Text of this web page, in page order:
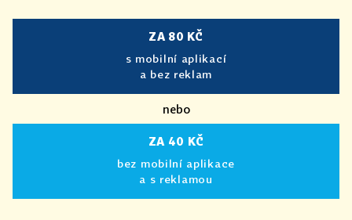
ZA 80 KČ
s mobilní aplikací
a bez reklam
nebo
ZA 40 KČ
bez mobilní aplikace
a s reklamou